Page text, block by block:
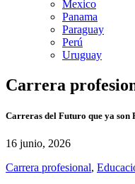
Mexico
Panama
Paraguay
Perú
Uruguay
Carrera
Carreras del Futuro que ya son
16 junio, 2026
Carrera profesional,